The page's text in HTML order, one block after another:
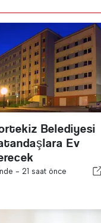
Belediyesi
Ev
- 21 saat önce